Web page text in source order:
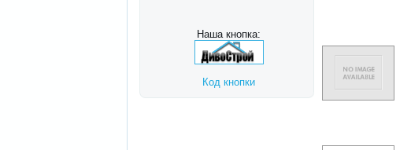
Наша кнопка:
Код кнопки